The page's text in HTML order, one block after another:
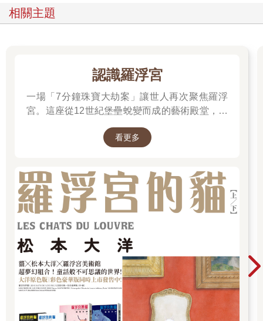
相關主題
認識羅浮宮
一場「7分鐘珠寶大劫案」讓世人再次聚焦羅浮
宮。這座從12世紀堡壘蛻變而成的藝術殿堂，收
一起深入探尋羅浮宮八百年的歷史、珍藏的秘密
看更多